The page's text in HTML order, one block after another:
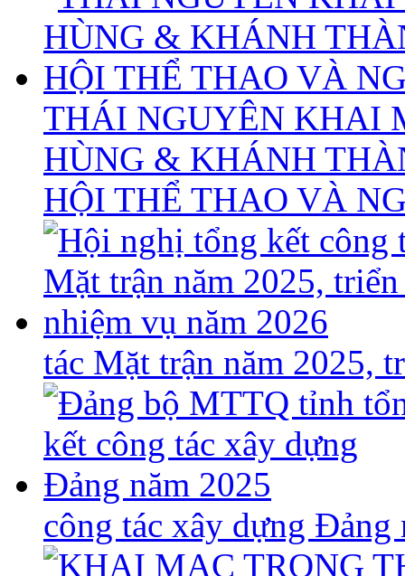
THÁI NGUYÊN KHAI
HÙNG & KHÁNH
HỘI THỂ THAO VÀ
tác Mặt trận năm 2025,
công tác xây dựng Đảng